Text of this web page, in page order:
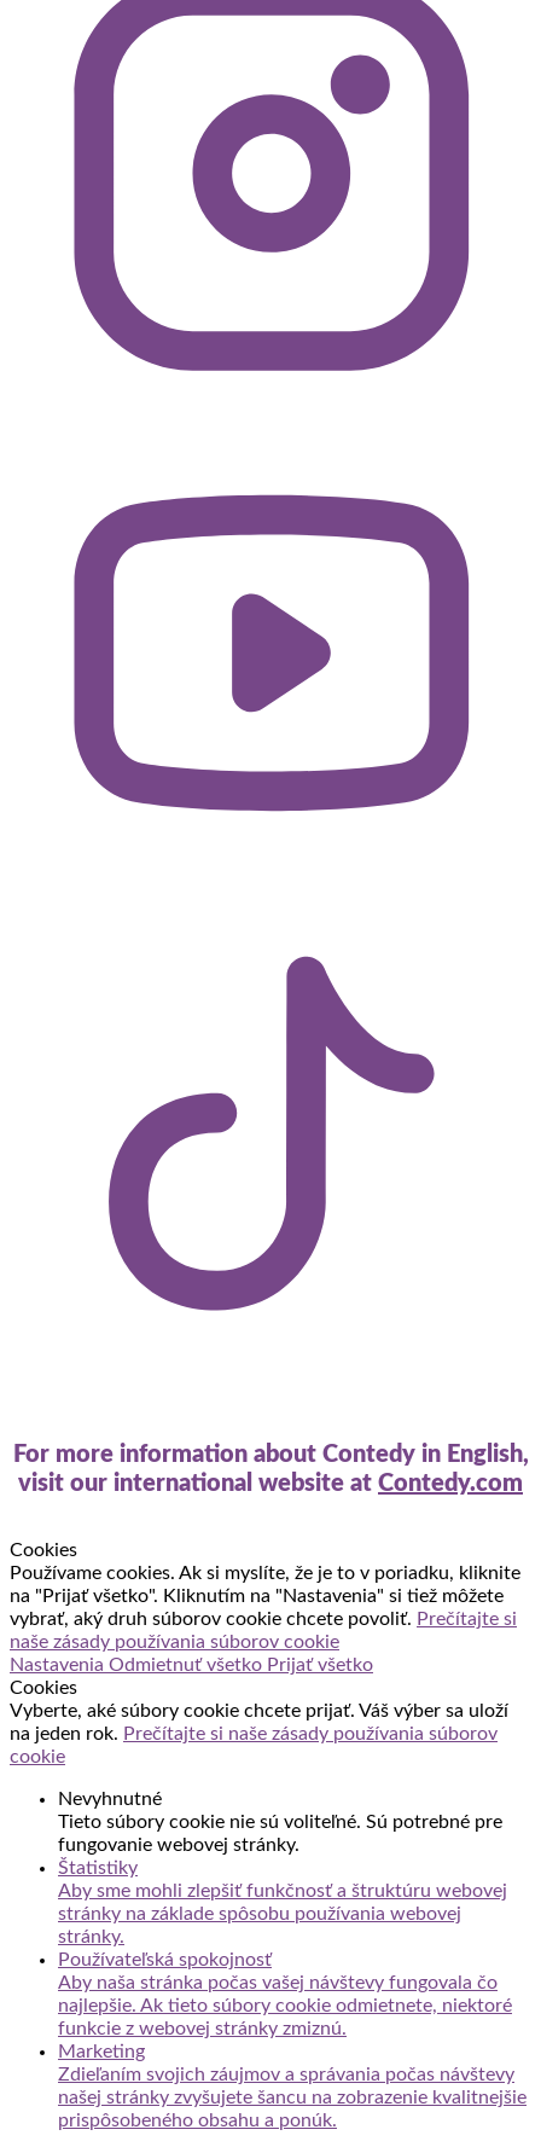
For more information about Contedy in English,
visit our international website at Contedy.com
Cookies
Používame cookies. Ak si myslíte, že je to v poriadku, kliknite
na "Prijať všetko". Kliknutím na "Nastavenia" si tiež môžete
vybrať, aký druh súborov cookie chcete povoliť. Prečítajte si
naše zásady používania súborov cookie
Nastavenia Odmietnuť všetko Prijať všetko
Cookies
Vyberte, aké súbory cookie chcete prijať. Váš výber sa uloží
na jeden rok. Prečítajte si naše zásady používania súborov
cookie
Nevyhnutné
Tieto súbory cookie nie sú voliteľné. Sú potrebné pre
fungovanie webovej stránky.
Štatistiky
Aby sme mohli zlepšiť funkčnosť a štruktúru webovej
stránky na základe spôsobu používania webovej
stránky.
Používateľská spokojnosť
Aby naša stránka počas vašej návštevy fungovala čo
najlepšie. Ak tieto súbory cookie odmietnete, niektoré
funkcie z webovej stránky zmiznú.
Marketing
Zdieľaním svojich záujmov a správania počas návštevy
našej stránky zvyšujete šancu na zobrazenie kvalitnejšie
prispôsobeného obsahu a ponúk.